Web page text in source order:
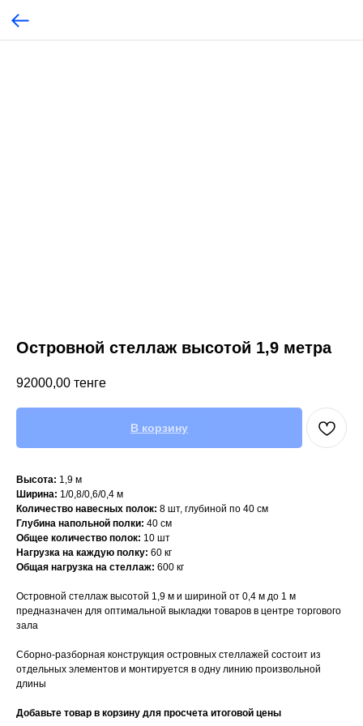
Островной стеллаж высотой 1,9 метра
92000,00 тенге
В корзину
Высота: 1,9 м
Ширина: 1/0,8/0,6/0,4 м
Количество навесных полок: 8 шт, глубиной по 40 см
Глубина напольной полки: 40 см
Общее количество полок: 10 шт
Нагрузка на каждую полку: 60 кг
Общая нагрузка на стеллаж: 600 кг
Островной стеллаж высотой 1,9 м и шириной от 0,4 м до 1 м
предназначен для оптимальной выкладки товаров в центре торгового
зала
Сборно-разборная конструкция островных стеллажей состоит из
отдельных элементов и монтируется в одну линию произвольной
длины
Добавьте товар в корзину для просчета итоговой цены